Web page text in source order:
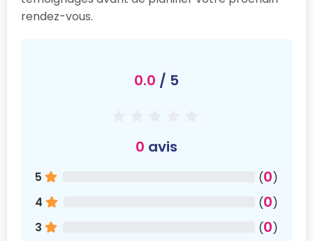
rendez-vous.
0.0 / 5
0 avis
5 (0)
4
(0)
3
(0)